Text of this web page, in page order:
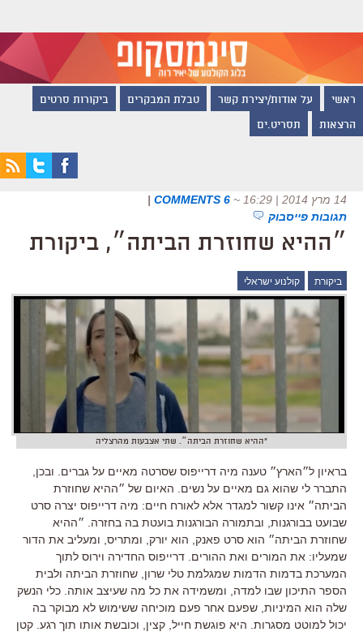
ראשי על אודות/יצירת קשר טבלת המבקרים ביקורות סרטים
הרצאות תסריט.ים
14 מרץ 2014 | 16:29 ~
6 COMMENTS
|
תגובות פייסבוק
״ההיא שחוזרת הביתה״, ביקורת
ביקורת קולנוע ישראלי
"ההיא שחוזרת הביתה״. שתי אצבעות מהרצליה
בראיון ל״הארץ״ טענה מיה דרייפוס שסרטה מאיים על גברים. ובכן,
התברר לי שהוא גם מאיים על נשים. האיום של ״ההיא שחוזרת
הביתה״ אינו קשור למגדר אלא לאורח חיים: מיה דרייפוס יצרה סרט
שבועט בבורגנות, ובתמורה הבורגנות בועטת בה בחזרה. ״ההיא
שחוזרת הביתה״ הוא סרט פאנק, הוא יורק, ומתריס, ומעליב את הדור
שמעליו: את המורים ואת ההורים. דרייפוס החדירה וירוס לתוך
המערכת בדמות הדמות שמגלמת טלי שרון, שחוזרת הביתה ולבית
הספר התיכון שבו למדה, ומשמידה את כל מה שעיצב אותה. כלי הנשק
שלה הוא המיניות, שפעם אחר פעם מוכיחה ששימוש לא מבוקר בה
יכול למוטט מסגרות. היא פוגשת חייל, קצין, וכובשת אותו תוך רגע. קטן